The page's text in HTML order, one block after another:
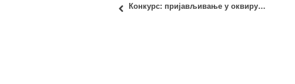
Конкурс: пријављивање у оквиру Erasmus+ интер-институционалног споразума са Универзитетом у Антверпену, Белгија